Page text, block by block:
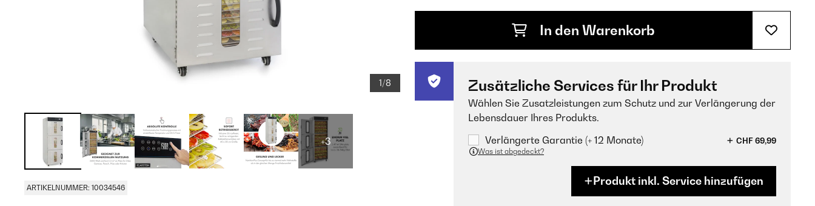
1/8
+3
ARTIKELNUMMER: 10034546
In den Warenkorb
Zusätzliche Services für Ihr Produkt
Wählen Sie Zusatzleistungen zum Schutz und zur Verlängerung der
Lebensdauer Ihres Produkts.
Verlängerte Garantie (+ 12 Monate)
CHF 69,99
Was ist abgedeckt?
Produkt inkl. Service hinzufügen